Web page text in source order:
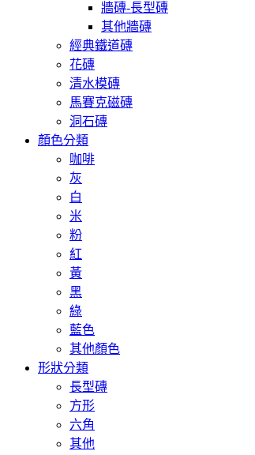
牆磚-長型磚
其他牆磚
經典鐵道磚
花磚
清水模磚
馬賽克磁磚
洞石磚
顏色分類
咖啡
灰
白
米
粉
紅
黃
黑
綠
藍色
其他顏色
形狀分類
長型磚
方形
六角
其他